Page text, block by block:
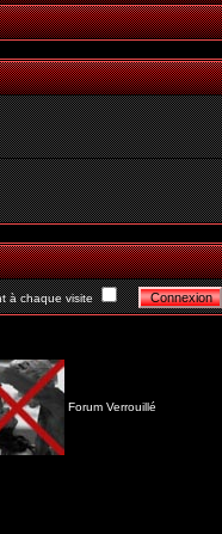
à chaque visite
Forum Verrouillé